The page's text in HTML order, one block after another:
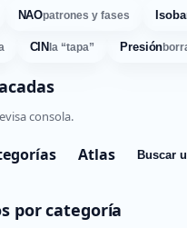
NAOpatrones y fases
CIN la “tapa” Presión
consola.
Atlas Buscar
por categoría